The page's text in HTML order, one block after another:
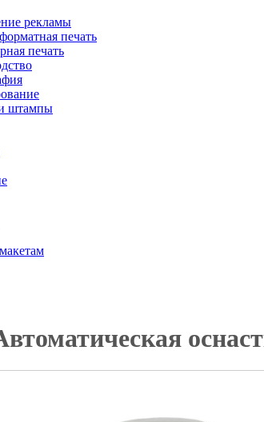
рекламы
печать
печать
штампы